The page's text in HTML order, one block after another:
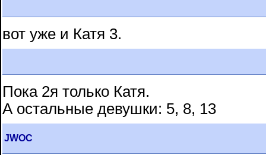
вот уже и Катя 3.
Пока 2я только Катя.
А остальные девушки: 5, 8, 13
JWOC